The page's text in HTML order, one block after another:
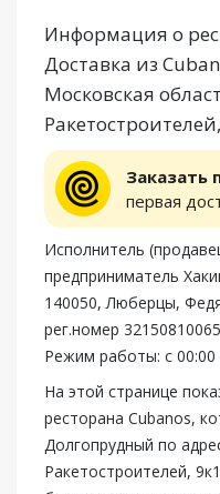
Информация о
Доставка из
Московская
Заказать
первая
Исполнитель
предприниматель
140050, Люберцы,
рег.номер
Режим работы: с 00:00
На этой странице
ресторана Cubanos,
Долгопрудный по
Ракетостроителей,